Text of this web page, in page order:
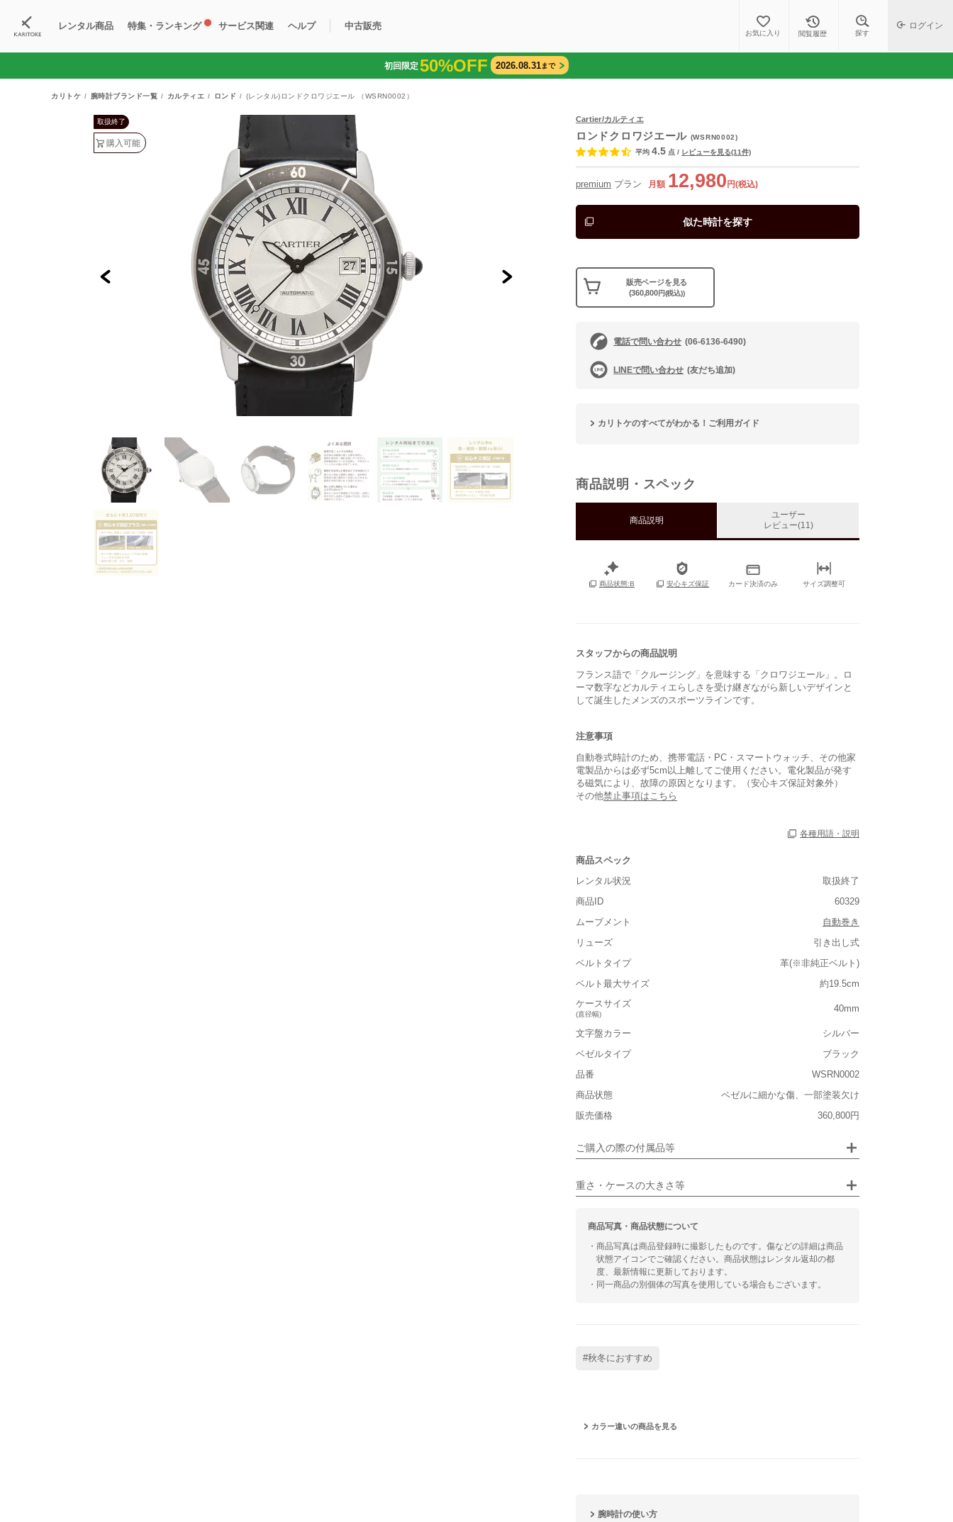
レンタル商品
購入可能商品
特集・ランキング サービス関連
カリトケとは？
ヘルプ
Q&A
中古販売
中古販売商品 ブランド一覧 中古販売について
お気に入り 閲覧履歴 探す
ログイン
初回限定50%OFF 2026.08.31まで
カリトケ 腕時計ブランド一覧 カルティエ ロンド (レンタル)ロンドクロワジエール （WSRN0002）
取扱終了
購入可能
Cartier/カルティエ
ロンドクロワジエール (WSRN0002)
平均 4.5 点 / レビューを見る(11件)
premium プラン 月額 12,980 円(税込)
似た時計を探す
販売ページを見る
(360,800円(税込))
電話で問い合わせ (06-6136-6490)
LINEで問い合わせ (友だち追加)
カリトケのすべてがわかる！ご利用ガイド
商品説明・スペック
商品説明
ユーザー
レビュー(11)
商品状態:B 安心キズ保証 カード決済のみ サイズ調整可
スタッフからの商品説明
フランス語で「クルージング」を意味する「クロワジエール」。ロ
ーマ数字などカルティエらしさを受け継ぎながら新しいデザインと
して誕生したメンズのスポーツラインです。
注意事項
自動巻式時計のため、携帯電話・PC・スマートウォッチ、その他家
電製品からは必ず5cm以上離してご使用ください。電化製品が発す
る磁気により、故障の原因となります。（安心キズ保証対象外）
その他禁止事項はこちら
各種用語・説明
商品スペック
レンタル状況
取扱終了
商品ID
60329
ムーブメント
自動巻き
リューズ
引き出し式
ベルトタイプ
革(※非純正ベルト)
ベルト最大サイズ
約19.5cm
ケースサイズ
(直径幅)
40mm
文字盤カラー
シルバー
ベゼルタイプ
ブラック
品番
WSRN0002
商品状態
ベゼルに細かな傷、一部塗装欠け
販売価格
360,800円
ご購入の際の付属品等
重さ・ケースの大きさ等
■重さ(ベルト込み)
■ケースの大きさ
小さい 大きい
■装飾感
カジュアル ビジネス
商品写真・商品状態について
・商品写真は商品登録時に撮影したものです。傷などの詳細は商品
状態アイコンでご確認ください。商品状態はレンタル返却の都
度、最新情報に更新しております。
・同一商品の別個体の写真を使用している場合もございます。
#秋冬におすすめ
カラー違いの商品を見る
腕時計の使い方